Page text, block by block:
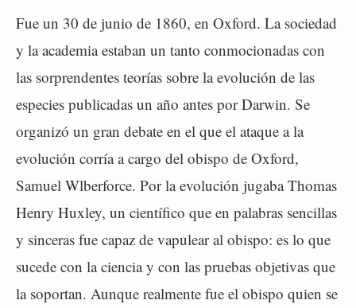
Fue un 30 de junio de 1860, en Oxford. La sociedad
y la academia estaban un tanto conmocionadas con
las sorprendentes teorías sobre la evolución de las
especies publicadas un año antes por Darwin. Se
organizó un gran debate en el que el ataque a la
evolución corría a cargo del obispo de Oxford,
Samuel Wlberforce. Por la evolución jugaba Thomas
Henry Huxley, un científico que en palabras sencillas
y sinceras fue capaz de vapulear al obispo: es lo que
sucede con la ciencia y con las pruebas objetivas que
la soportan. Aunque realmente fue el obispo quien se